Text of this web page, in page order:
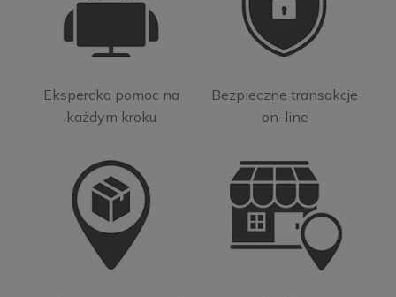
Ekspercka pomoc na
każdym kroku
Bezpieczne transakcje
on-line